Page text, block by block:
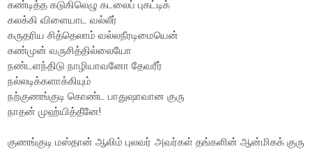
கண்டித்த கடுகிலெழு கடலைப் புகட்டிக்
கலக்கி விளையாட வல்லீர்
கருதரிய சித்தெலாம் வல்லநீரடிமையென்
கண்முன் வருசித்தில்லையோ
நண்டளந்திடு நாழியாவனோ தேவரீர்
நல்லடிக்களாக்கியும்
நற்குணங்குடி கொண்ட பாதுஷாவான குரு
நாதன் முஹ்யித்தீனே!
குணங்குடி மஸ்தான் ஆலிம் புலவர் அவர்கள் தங்களின் ஆன்மிகக் குரு